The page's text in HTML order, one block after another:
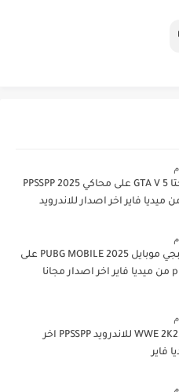
تحميل لعبة جتا 5 GTA V على محاكي PPSSPP 2025
فاير اخر اصدار للاندرويد
تحميل لعبه ببجي موبايل PUBG MOBILE 2025 على
محاكي ppsspp من ميديا فاير اخر اصدار مجانا
تحميل لعبة WWE 2K25 للاندرويد PPSSPP اخر
فاير